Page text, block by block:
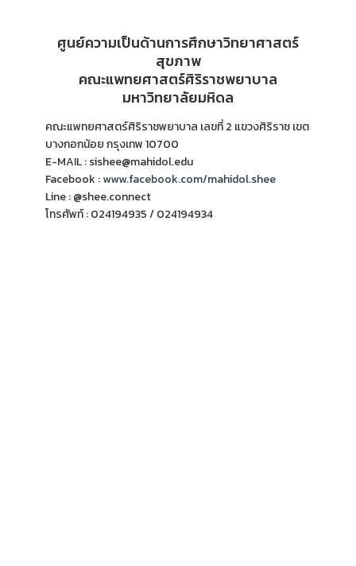
ศูนย์ความเป็นด้านการศึกษาวิทยาศาสตร์
สุขภาพ
คณะแพทยศาสตร์ศิริราชพยาบาล
มหาวิทยาลัยมหิดล
คณะแพทยศาสตร์ศิริราชพยาบาล เลขที่ 2 แขวงศิริราช เขต
บางกอกน้อย กรุงเทพ 10700
E-MAIL : sishee@mahidol.edu
Facebook :www.facebook.com/mahidol.shee
Line : @shee.connect
โทรศัพท์ : 024194935 / 024194934